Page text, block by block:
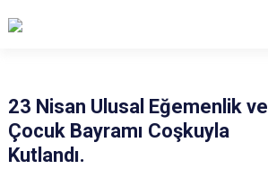
Başmakçı
Hocalar
23 Nisan Ulusal Eğemenlik ve
Çocuk Bayramı Coşkuyla
Kutlandı.